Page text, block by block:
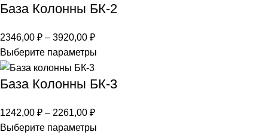
База Колонны БК-2
2346,00 ₽ – 3920,00 ₽
Выберите параметры
База Колонны БК-3
1242,00 ₽ – 2261,00 ₽
Выберите параметры